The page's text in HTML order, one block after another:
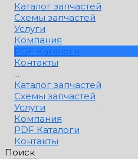
Каталог запчастей
Схемы запчастей
Услуги
Компания
PDF Каталоги
Контакты
...
Каталог запчастей
Схемы запчастей
Услуги
Компания
PDF Каталоги
Контакты
Поиск